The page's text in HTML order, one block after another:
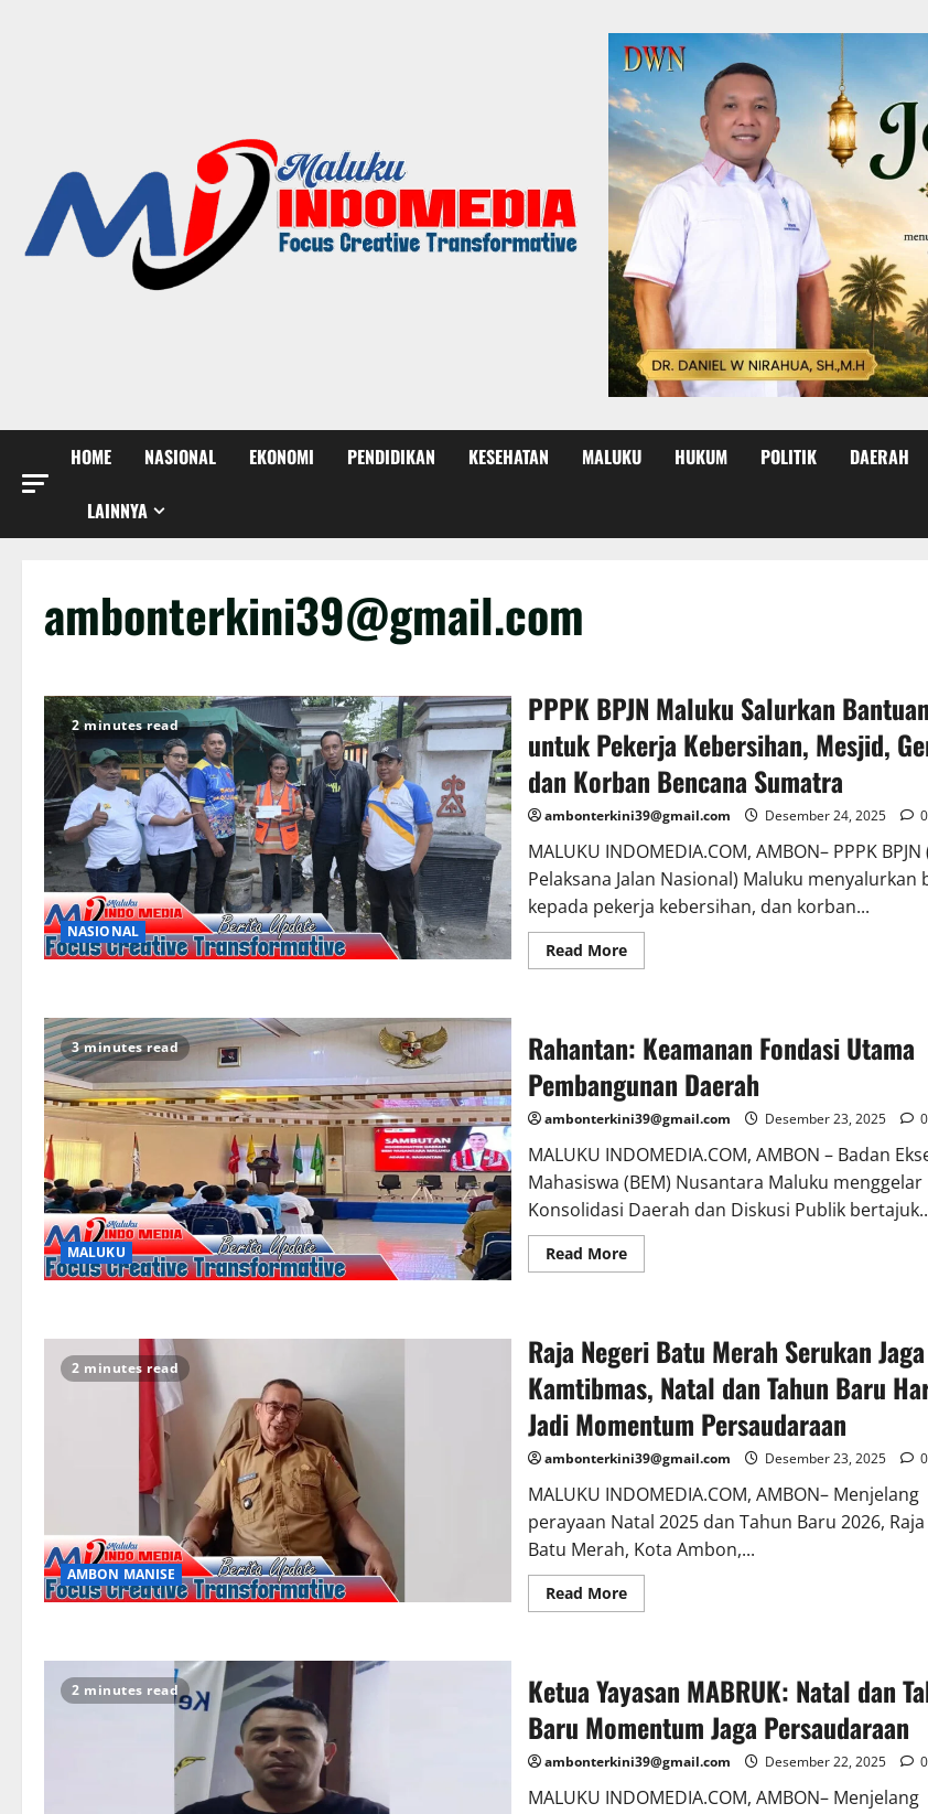
HOME NASIONAL EKONOMI PENDIDIKAN KESEHATAN MALUKU HUKUM POLITIK DAERAH
LAINNYA
ambonterkini39@gmail.com
2 minutes read
NASIONAL
PPPK BPJN Maluku Salurkan Bantuan
untuk Pekerja Kebersihan, Mesjid,
dan Korban Bencana Sumatra
ambonterkini39@gmail.com Desember 24, 2025 0
MALUKU INDOMEDIA.COM, AMBON– PPPK BPJN
Pelaksana Jalan Nasional) Maluku menyalurkan
kepada pekerja kebersihan, dan korban...
Read More
3 minutes read
MALUKU
Rahantan: Keamanan Fondasi Utama
Pembangunan Daerah
ambonterkini39@gmail.com Desember 23, 2025 0
MALUKU INDOMEDIA.COM, AMBON – Badan
Mahasiswa (BEM) Nusantara Maluku menggelar
Konsolidasi Daerah dan Diskusi Publik
Read More
2 minutes read
AMBON MANISE
Raja Negeri Batu Merah Serukan Jaga
Kamtibmas, Natal dan Tahun Baru
Jadi Momentum Persaudaraan
ambonterkini39@gmail.com Desember 23, 2025 0
MALUKU INDOMEDIA.COM, AMBON– Menjelang
perayaan Natal 2025 dan Tahun Baru 2026,
Batu Merah, Kota Ambon,...
Read More
2 minutes read
Ketua Yayasan MABRUK: Natal dan
Baru Momentum Jaga Persaudaraan
ambonterkini39@gmail.com Desember 22, 2025 0
MALUKU INDOMEDIA.COM, AMBON– Menjelang